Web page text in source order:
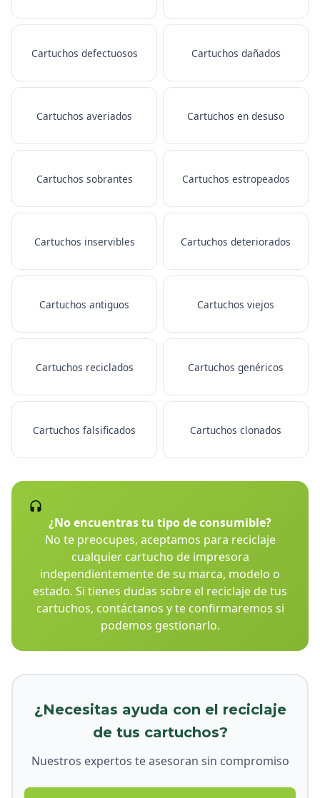
Cartuchos defectuosos Cartuchos dañados
Cartuchos averiados Cartuchos en desuso
Cartuchos sobrantes Cartuchos estropeados
Cartuchos inservibles Cartuchos deteriorados
Cartuchos antiguos Cartuchos viejos
Cartuchos reciclados Cartuchos genéricos
Cartuchos falsificados Cartuchos clonados
¿No encuentras tu tipo de consumible?
No te preocupes, aceptamos para reciclaje
cualquier cartucho de impresora
independientemente de su marca, modelo o
estado. Si tienes dudas sobre el reciclaje de tus
cartuchos, contáctanos y te confirmaremos si
podemos gestionarlo.
¿Necesitas ayuda con el reciclaje
de tus cartuchos?
Nuestros expertos te asesoran sin compromiso